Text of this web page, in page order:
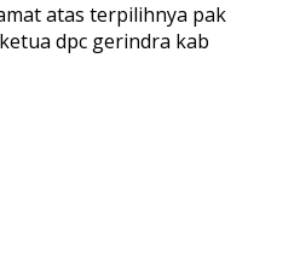
atas terpilihnya pak
dpc gerindra kab